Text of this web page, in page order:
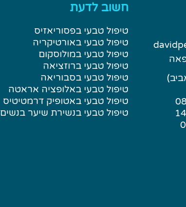
חשוב לדעת
טיפול טבעי בפסוריאזיס
טיפול טבעי באורטיקריה
טיפול טבעי במולוסקום
טיפול טבעי ברוזציאה
טיפול טבעי בסבוריאה
טיפול טבעי באלופציה אראטה
טיפול טבעי באטופיק דרמטיטיס
טיפול טבעי בנשירת שיער בנשים